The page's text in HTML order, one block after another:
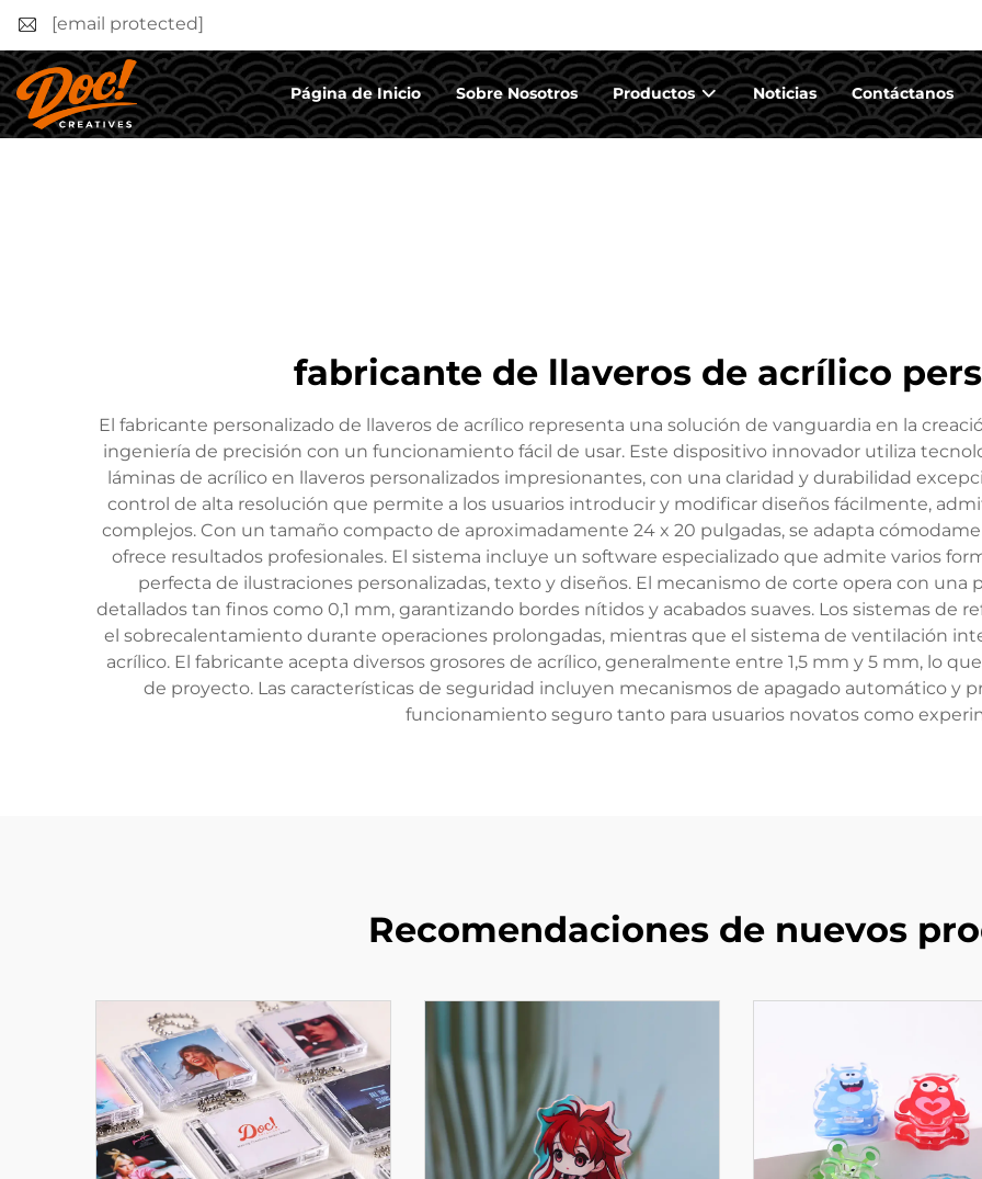
[email protected]
Página de Inicio Sobre Nosotros Productos Noticias Contáctanos
fabricante de llaveros de acrílico
El fabricante personalizado de llaveros de acrílico representa una solución de vanguardia en la
ingeniería de precisión con un funcionamiento fácil de usar. Este dispositivo innovador utiliza
láminas de acrílico en llaveros personalizados impresionantes, con una claridad y durabilidad
control de alta resolución que permite a los usuarios introducir y modificar diseños fácilmente,
complejos. Con un tamaño compacto de aproximadamente 24 x 20 pulgadas, se adapta
ofrece resultados profesionales. El sistema incluye un software especializado que admite varios
perfecta de ilustraciones personalizadas, texto y diseños. El mecanismo de corte opera con una
detallados tan finos como 0,1 mm, garantizando bordes nítidos y acabados suaves. Los sistemas de
el sobrecalentamiento durante operaciones prolongadas, mientras que el sistema de ventilación
acrílico. El fabricante acepta diversos grosores de acrílico, generalmente entre 1,5 mm y 5 mm, lo
de proyecto. Las características de seguridad incluyen mecanismos de apagado automático y
funcionamiento seguro tanto para usuarios novatos como
Recomendaciones de nuevos